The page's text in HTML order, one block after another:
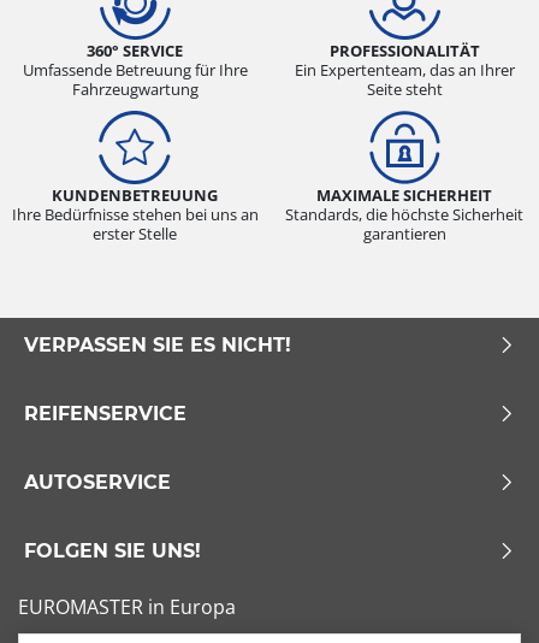
360° SERVICE
Umfassende Betreuung für Ihre
Fahrzeugwartung
PROFESSIONALITÄT
Ein Expertenteam, das an Ihrer
Seite steht
KUNDENBETREUUNG
Ihre Bedürfnisse stehen bei uns an
erster Stelle
MAXIMALE SICHERHEIT
Standards, die höchste Sicherheit
garantieren
VERPASSEN SIE ES NICHT!
REIFENSERVICE
AUTOSERVICE
FOLGEN SIE UNS!
EUROMASTER in Europa